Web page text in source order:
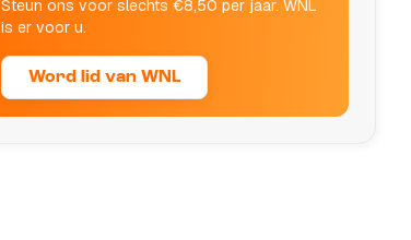
Steun ons voor slechts €8,50 per jaar. WNL
is er voor u.
Word lid van WNL